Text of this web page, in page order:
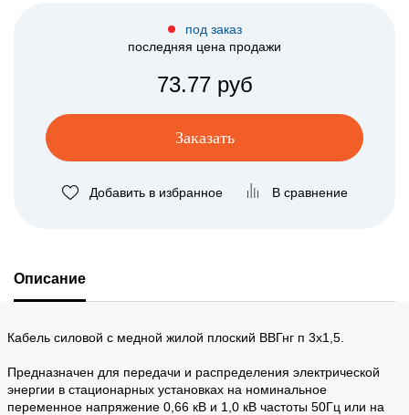
под заказ
последняя цена продажи
73.77 руб
Заказать
Добавить в избранное В сравнение
Описание
Кабель силовой с медной жилой плоский ВВГнг п 3х1,5.
Предназначен для передачи и распределения электрической
энергии в стационарных установках на номинальное
переменное напряжение 0,66 кВ и 1,0 кВ частоты 50Гц или на